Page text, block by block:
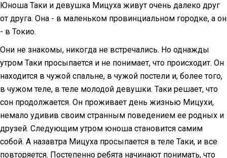
Юноша Таки и девушка Мицуха живут очень далеко друг
от друга. Она - в маленьком провинциальном городке, а он
- в Токио.
Они не знакомы, никогда не встречались. Но однажды
утром Таки просыпается и не понимает, что происходит. Он
находится в чужой спальне, в чужой постели и, более того,
в чужом теле, в теле молодой девушки. Таки решает, что
сон продолжается. Он проживает день жизнью Мицухи,
немало удивив своим странным поведением ее родных и
друзей. Следующим утром юноша становится самим
собой. А назавтра Мицуха просыпается в теле Таки, и все
повторяется. Постепенно ребята начинают понимать, что